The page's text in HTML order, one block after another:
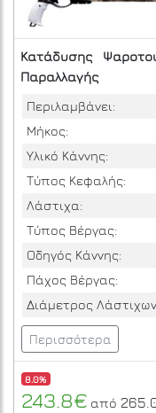
Κατάδυσης
Παραλλαγής
Περιλαμβάνει:
Μήκος:
Υλικό Κάννης:
Τύπος Κεφαλής:
Λάστιχα:
Τύπος Βέργας:
Οδηγός Κάννης:
Πάχος Βέργας:
Διάμετρος
Περισσότερα
8.0%
243.8€ από